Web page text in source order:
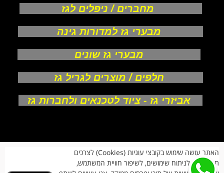
מחברים / ניפלים לגז
מבערי גז למדורות גינה
מבערי גז שונים
חלפים / מוצרים לגריל גז
אביזרי גז - ציוד לטכנאים ולחברות גז
צור קשר
תקנון חנות
האתר עושה שימוש בקובצי עוגיות (Cookies) לצרכים
תפעוליים, לניתוח שימושים, לשיפור חוויית המשתמש,